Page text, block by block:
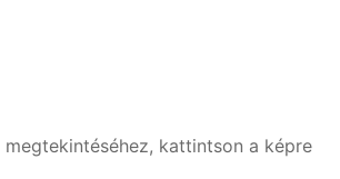
kattintson a képre